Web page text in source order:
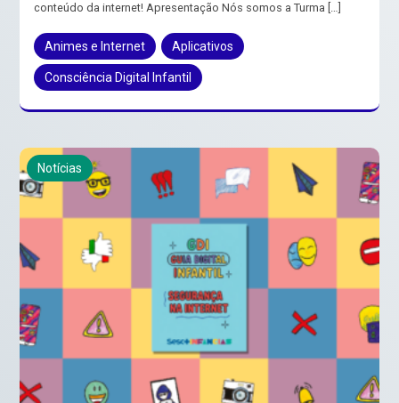
conteúdo da internet! Apresentação Nós somos a Turma […]
Animes e Internet Aplicativos
Consciência Digital Infantil
Notícias